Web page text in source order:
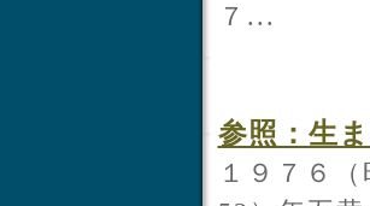
７...
参照：生
１９７６